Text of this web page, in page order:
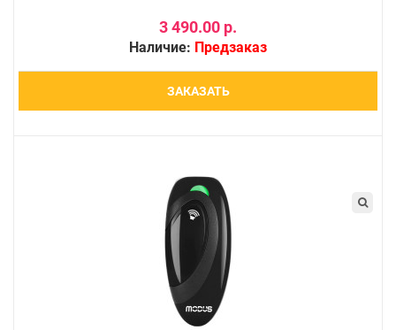
3 490.00 р.
Наличие: Предзаказ
ЗАКАЗАТЬ